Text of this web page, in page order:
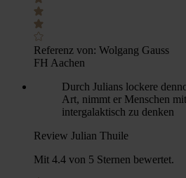
Referenz von: Wolgang Gauss
FH Aachen
Durch Julians lockere
Art, nimmt er Menschen
intergalaktisch zu denken
Review Julian Thuile
Mit 4.4 von 5 Sternen bewertet.